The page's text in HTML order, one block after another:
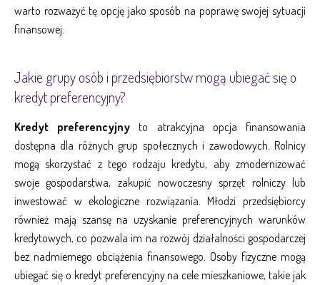
warto rozważyć tę opcję jako sposób na poprawę swojej sytuacji
finansowej.
Jakie grupy osób i przedsiębiorstw mogą ubiegać się o
kredyt preferencyjny?
Kredyt preferencyjny to atrakcyjna opcja finansowania
dostępna dla różnych grup społecznych i zawodowych. Rolnicy
mogą skorzystać z tego rodzaju kredytu, aby zmodernizować
swoje gospodarstwa, zakupić nowoczesny sprzęt rolniczy lub
inwestować w ekologiczne rozwiązania. Młodzi przedsiębiorcy
również mają szansę na uzyskanie preferencyjnych warunków
kredytowych, co pozwala im na rozwój działalności gospodarczej
bez nadmiernego obciążenia finansowego. Osoby fizyczne mogą
ubiegać się o kredyt preferencyjny na cele mieszkaniowe, takie jak